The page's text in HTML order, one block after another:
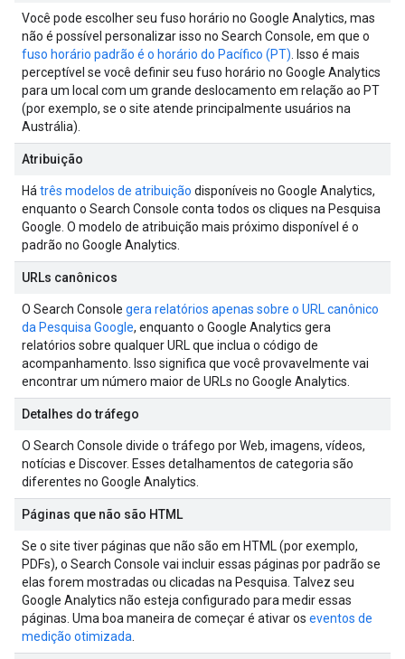
Você pode escolher seu fuso horário no Google Analytics, mas
não é possível personalizar isso no Search Console, em que o
fuso horário padrão é o horário do Pacífico (PT). Isso é mais
perceptível se você definir seu fuso horário no Google Analytics
para um local com um grande deslocamento em relação ao PT
(por exemplo, se o site atende principalmente usuários na
Austrália).
Atribuição
Hátrês modelos de atribuição disponíveis no Google Analytics,
enquanto o Search Console conta todos os cliques na Pesquisa
Google. O modelo de atribuição mais próximo disponível é o
padrão no Google Analytics.
URLs canônicos
O Search Console gera relatórios apenas sobre o URL canônico
da Pesquisa Google, enquanto o Google Analytics gera
relatórios sobre qualquer URL que inclua o código de
acompanhamento. Isso significa que você provavelmente vai
encontrar um número maior de URLs no Google Analytics.
Detalhes do tráfego
O Search Console divide o tráfego por Web, imagens, vídeos,
notícias e Discover. Esses detalhamentos de categoria são
diferentes no Google Analytics.
Páginas que não são HTML
Se o site tiver páginas que não são em HTML (por exemplo,
PDFs), o Search Console vai incluir essas páginas por padrão se
elas forem mostradas ou clicadas na Pesquisa. Talvez seu
Google Analytics não esteja configurado para medir essas
páginas. Uma boa maneira de começar é ativar os eventos de
medição otimizada.